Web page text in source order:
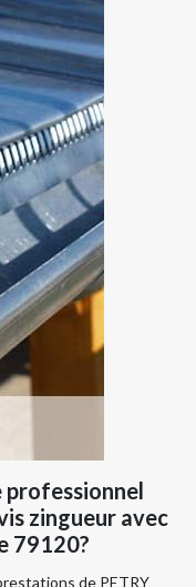
professionnel
zingueur avec
79120?
de PETRY